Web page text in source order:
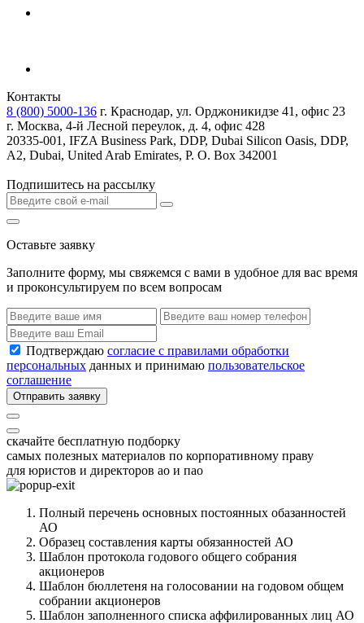
Контакты
8 (800) 5000-136 г. Краснодар, ул. Орджоникидзе 41, офис 23
г. Москва, 4-й Лесной переулок, д. 4, офис 428
20335-001, IFZA Business Park, DDP, Dubai Silicon Oasis, DDP,
A2, Dubai, United Arab Emirates, P. O. Box 342001
Подпишитесь на рассылку
Оставьте заявку
Заполните форму, мы свяжемся с вами в удобное для вас время
и проконсультируем по всем вопросам
Подтверждаю согласие с правилами обработки
персональных данных и принимаю пользовательское
соглашение
Отправить заявку
скачайте бесплатную подборку
самых полезных материалов по корпоративному праву
для юристов и директоров ао и пао
Полный перечень основных постоянных обазанностей
АО
Образец составления карты обязанностей АО
Шаблон протокола годового общего собрания
акционеров
Шаблон бюллетеня на голосовании на годовом общем
собрании акционеров
Шаблон заполненного списка аффилированных лиц АО